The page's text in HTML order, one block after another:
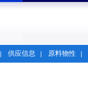
供应信息 原料物性